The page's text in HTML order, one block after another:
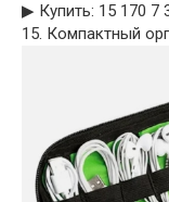
▶︎ Купить: 15 170 7
15. Компактный